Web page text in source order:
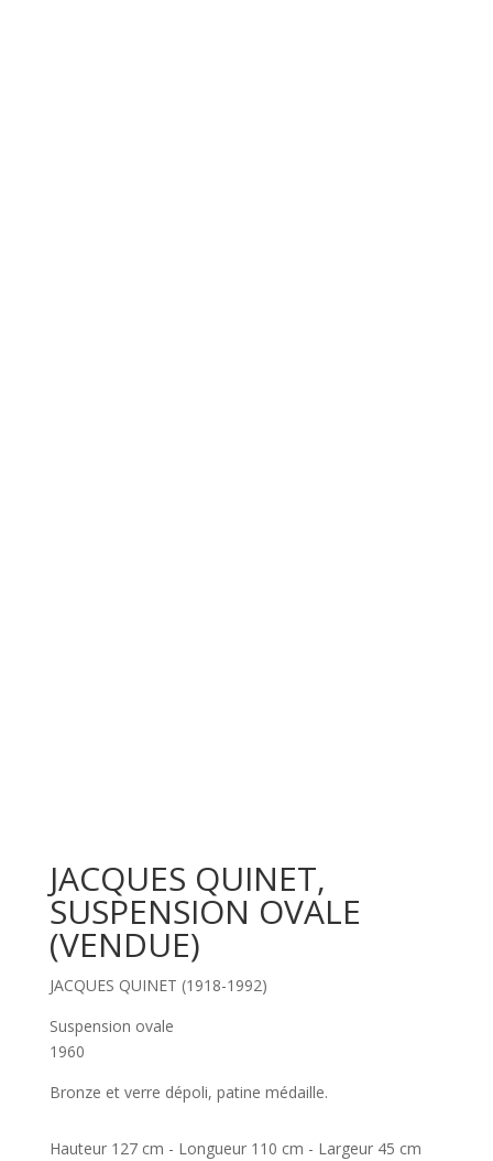
JACQUES QUINET,
SUSPENSION OVALE
(VENDUE)
JACQUES QUINET (1918-1992)
Suspension ovale
1960
Bronze et verre dépoli, patine médaille.
Hauteur 127 cm - Longueur 110 cm - Largeur 45 cm